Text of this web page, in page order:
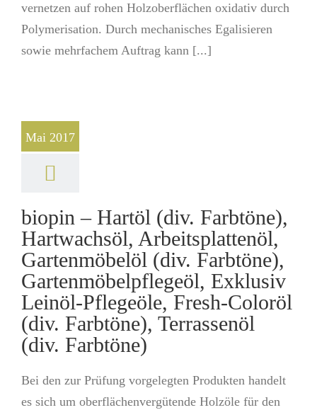
vernetzen auf rohen Holzoberflächen oxidativ durch
Polymerisation. Durch mechanisches Egalisieren
sowie mehrfachem Auftrag kann [...]
Mai 2017
biopin – Hartöl (div. Farbtöne),
Hartwachsöl, Arbeitsplattenöl,
Gartenmöbelöl (div. Farbtöne),
Gartenmöbelpflegeöl, Exklusiv
Leinöl-Pflegeöle, Fresh-Coloröl
(div. Farbtöne), Terrassenöl
(div. Farbtöne)
Bei den zur Prüfung vorgelegten Produkten handelt
es sich um oberflächenvergütende Holzöle für den